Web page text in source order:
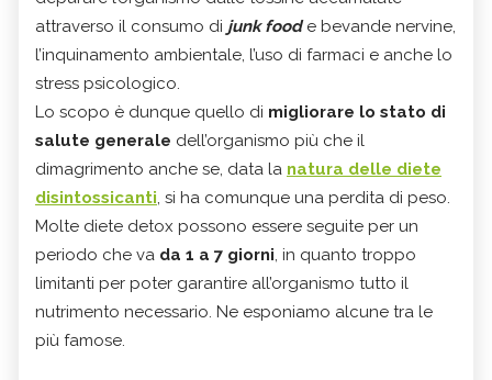
attraverso il consumo di junk foode bevande nervine,
l’inquinamento ambientale, l’uso di farmaci e anche lo
stress psicologico.
Lo scopo è dunque quello di migliorare lo stato di
salute generale dell’organismo più che il
dimagrimento anche se, data la natura delle diete
disintossicanti, si ha comunque una perdita di peso.
Molte diete detox possono essere seguite per un
periodo che va da 1 a 7 giorni, in quanto troppo
limitanti per poter garantire all’organismo tutto il
nutrimento necessario. Ne esponiamo alcune tra le
più famose.